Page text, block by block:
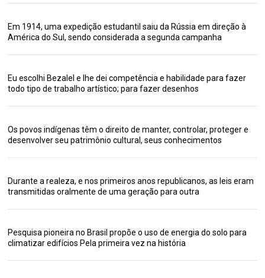
Em 1914, uma expedição estudantil saiu da Rússia em direção à
América do Sul, sendo considerada a segunda campanha
Eu escolhi Bezalel e lhe dei competência e habilidade para fazer
todo tipo de trabalho artístico; para fazer desenhos
Os povos indígenas têm o direito de manter, controlar, proteger e
desenvolver seu patrimônio cultural, seus conhecimentos
Durante a realeza, e nos primeiros anos republicanos, as leis eram
transmitidas oralmente de uma geração para outra
Pesquisa pioneira no Brasil propõe o uso de energia do solo para
climatizar edifícios Pela primeira vez na história